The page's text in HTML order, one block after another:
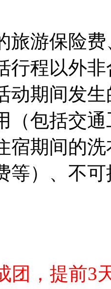
旅游保险
行程以外
动期间发
（包括交
宿期间的
等）、不
团，提前3